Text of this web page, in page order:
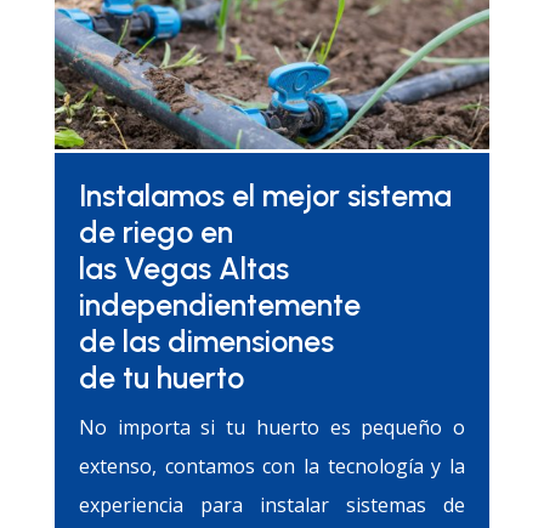
Instalamos el mejor sistema
de riego en
las Vegas Altas
independientemente
de las dimensiones
de tu huerto
No importa si tu huerto es pequeño o
extenso, contamos con la tecnología y la
experiencia para instalar sistemas de